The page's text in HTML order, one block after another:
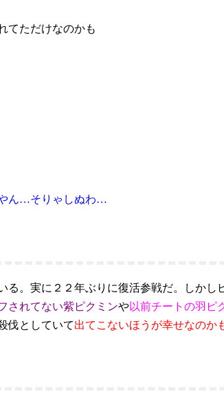
てただけなのかも
ん…そりゃしぬわ…
る。実に２２年ぶりに復活参戦だ。しかし
されてない紫ピクミンや以前チートの羽ピ
伐としていて出てこないほうが幸せなのか